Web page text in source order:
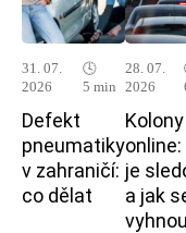
31. 07.
2026
🕓
5 min
Defekt
pneumatiky
v zahraničí:
co dělat
28. 07.
2026
Kolony
online:
je
a jak